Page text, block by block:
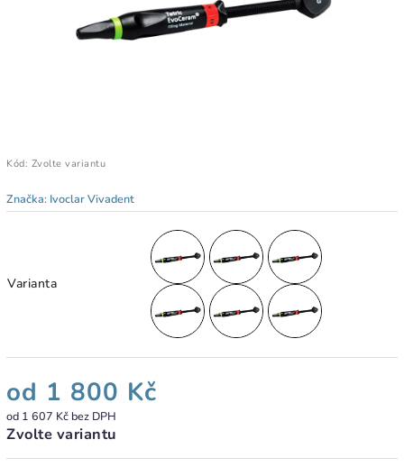
Kód: Zvolte variantu
Značka: Ivoclar Vivadent
Varianta
od 1 800 Kč
od 1 607 Kč bez DPH
Zvolte variantu